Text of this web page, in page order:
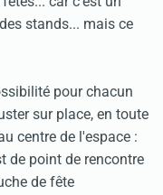
stands... mais ce
pour chacun
sur place, en toute
centre de l'espace :
de point de rencontre
de fête